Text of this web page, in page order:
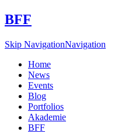
BFF
Skip NavigationNavigation
Home
News
Events
Blog
Portfolios
Akademie
BFF